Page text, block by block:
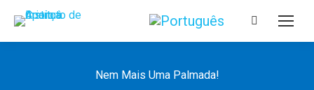
Nem Mais Uma Palmada!